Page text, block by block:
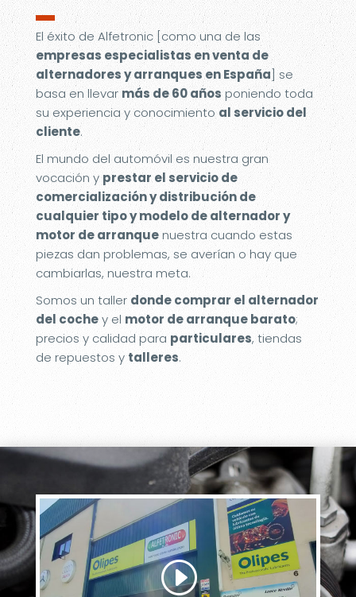
▬
El éxito de Alfetronic [como una de las
empresas especialistas en venta de
alternadores y arranques en España] se
basa en llevar más de 60 añosponiendo toda
su experiencia y conocimiento al servicio del
cliente.
El mundo del automóvil es nuestra gran
vocación y prestar el servicio de
comercialización y distribución de
cualquier tipo y modelo de alternador y
motor de arranquenuestra cuando estas
piezas dan problemas, se averían o hay que
cambiarlas, nuestra meta.
Somos un taller donde comprar el alternador
del cochey el motor de arranque barato;
precios y calidad para particulares, tiendas
de repuestos ytalleres.